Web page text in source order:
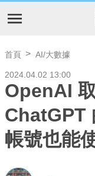
首頁 AI/大數據
2024.04.02 13:00
OpenAI
ChatGPT
帳號也能